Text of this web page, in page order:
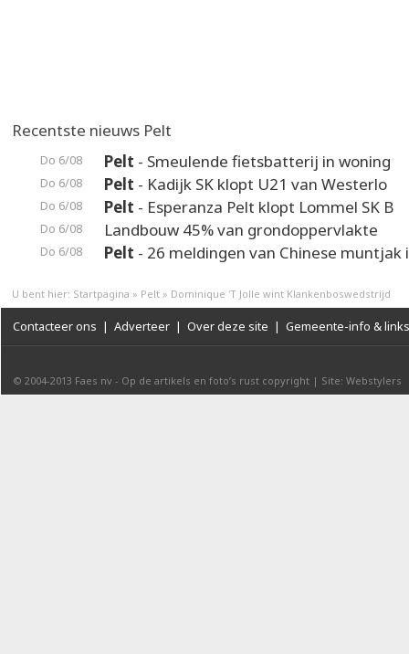
Recentste nieuws Pelt
Do 6/08 Pelt - Smeulende fietsbatterij in woning
Do 6/08 Pelt - Kadijk SK klopt U21 van Westerlo
Do 6/08 Pelt - Esperanza Pelt klopt Lommel SK B
Do 6/08 Landbouw 45% van grondoppervlakte
Do 6/08 Pelt - 26 meldingen van Chinese muntjak
U bent hier: Startpagina » Pelt » Dominique 'T Jolle wint Klankenboswedstrijd
Contacteer ons | Adverteer | Over deze site | Gemeente-info & links
© 2004-2013 Faes nv - Op de artikels en foto’s rust copyright | Site: Webstylers